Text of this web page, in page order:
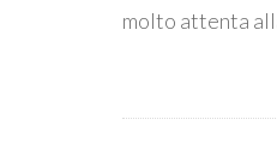
molto attenta